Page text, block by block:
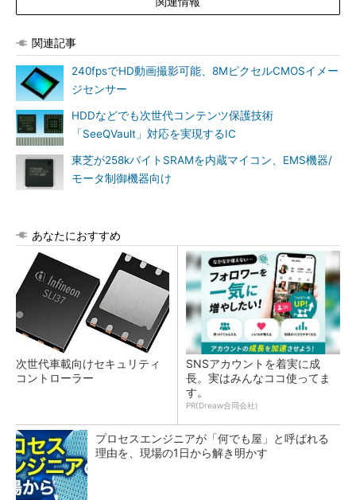
関連記事
240fpsでHD動画撮影可能、8MピクセルCMOSイメー
ジセンサー
HDDなどでも次世代コンテンツ保護技術
「SeeQVault」対応を実現するIC
東芝が258kバイトSRAMを内蔵マイコン、EMS機器/
モータ制御機器向け
あなたにおすすめ
次世代車載向けセキュリティ
コントローラー
SNSアカウントを着実に成
長。実はみんなココ使ってま
す。
PR(Dreaw合同会社)
プロセスエンジニアが「何でも屋」と呼ばれる
理由を、現場の1日から解き明かす